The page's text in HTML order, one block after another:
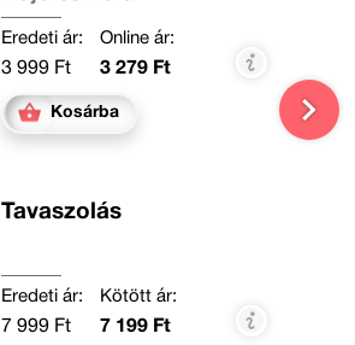
Eredeti ár:
3 999 Ft
Online ár:
3 279 Ft
Kosárba
Tavaszolás
Eredeti ár:
7 999 Ft
Kötött ár:
7 199 Ft